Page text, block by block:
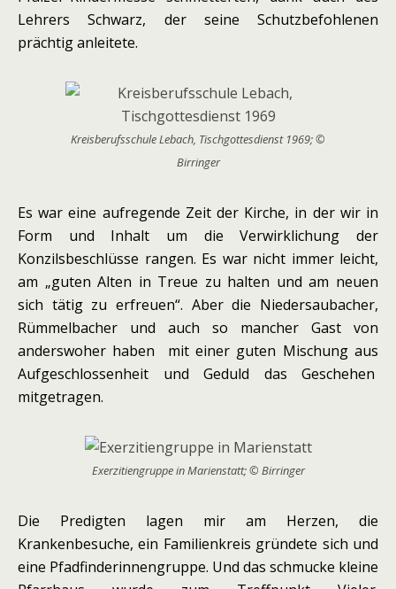
Lehrers Schwarz, der seine Schutzbefohlenen
prächtig anleitete.
Kreisberufsschule Lebach, Tischgottesdienst 1969; ©
Birringer
Es war eine aufregende Zeit der Kirche, in der wir in
Form und Inhalt um die Verwirklichung der
Konzilsbeschlüsse rangen. Es war nicht immer leicht,
am „guten Alten in Treue zu halten und am neuen
sich tätig zu erfreuen“. Aber die Niedersaubacher,
Rümmelbacher und auch so mancher Gast von
anderswoher haben mit einer guten Mischung aus
Aufgeschlossenheit und Geduld das Geschehen
mitgetragen.
Exerzitiengruppe in Marienstatt; © Birringer
Die Predigten lagen mir am Herzen, die
Krankenbesuche, ein Familienkreis gründete sich und
eine Pfadfinderinnengruppe. Und das schmucke kleine